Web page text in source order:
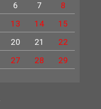
6 7
8
13 14
15
20 21
22
27 28
29